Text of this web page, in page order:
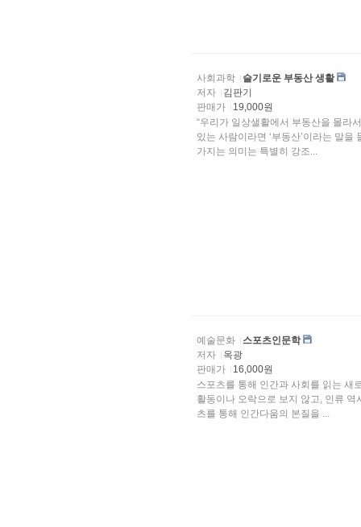
사회과학
슬기로운 부동산 생활
저자
김판기
판매가
19,000원
“우리가 일상샐활에서 부동산을 몰라
있는 사람이라면 ‘부동산’이라는 말
가지는 의미는 특별히 강조...
예술문화
스포츠인문학
저자
옥광
판매가
16,000원
스포츠를 통해 인간과 사회를 읽는 새
활동이나 오락으로 보지 않고, 인류
츠를 통해 인간다움의 본질을 ...